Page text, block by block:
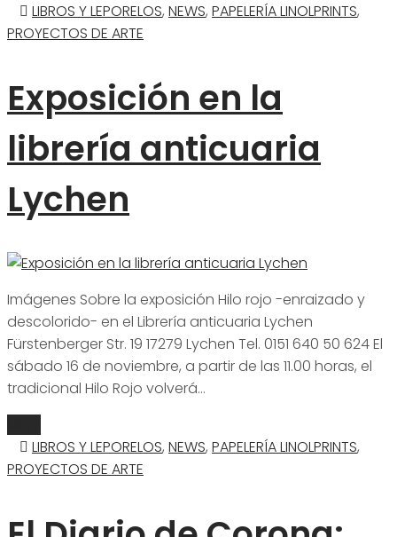
LIBROS Y LEPORELOS, NEWS, PAPELERÍA LINOLPRINTS,
PROYECTOS DE ARTE
Exposición en la
librería anticuaria
Lychen
Imágenes Sobre la exposición Hilo rojo -enraizado y
descolorido- en el Librería anticuaria Lychen
Fürstenberger Str. 19 17279 Lychen Tel. 0151 640 50 624 El
sábado 16 de noviembre, a partir de las 11.00 horas, el
tradicional Hilo Rojo volverá…
LIBROS Y LEPORELOS, NEWS, PAPELERÍA LINOLPRINTS,
PROYECTOS DE ARTE